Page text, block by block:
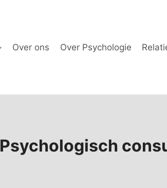
Over ons Over Psychologie
Psychologisch